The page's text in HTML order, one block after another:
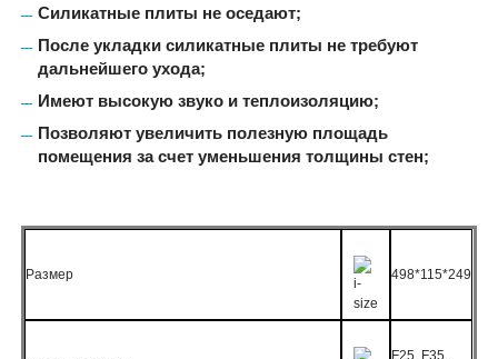
Силикатные плиты не оседают;
После укладки силикатные плиты не требуют
дальнейшего ухода;
Имеют высокую звуко и теплоизоляцию;
Позволяют увеличить полезную площадь
помещения за счет уменьшения толщины стен;
Размер 498*115*249
F25, F35,